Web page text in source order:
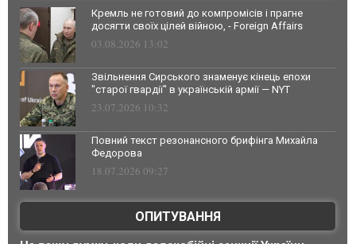
Кремль не готовий до компромісів і прагне
досягти своїх цілей війною, - Foreign Affairs
03.08.2026 13:02
Звільнення Сирського знаменує кінець епохи
"старої гвардії" в українській армії — NYT
23.07.2026 10:32
Повний текст резонансного брифінга Михайла
Федорова
18.07.2026 09:27
ОПИТУВАННЯ